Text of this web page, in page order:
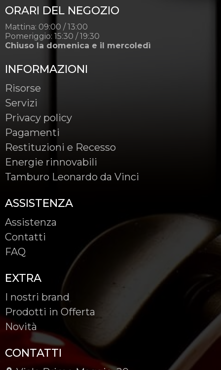
ORARI DEL NEGOZIO
Mattina: 09:00 / 13:00
Pomeriggio: 15:30 / 19:30
Chiuso la domenica e il mercoledì
INFORMAZIONI
Risorse
Servizi
Privacy policy
Pagamenti
Restituzioni e Recesso
Energie rinnovabili
Tamburo Leonardo da Vinci
ASSISTENZA
Assistenza
Contatti
FAQ
EXTRA
I nostri brand
Prodotti in Offerta
Novità
CONTATTI